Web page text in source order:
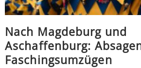
Nach Magdeburg und
Aschaffenburg:
Faschingsumzügen